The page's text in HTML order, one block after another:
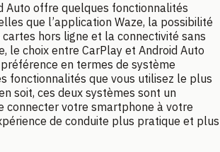
Auto offre quelques fonctionnalités
que l’application Waze, la possibilité
hors ligne et la connectivité sans
le choix entre CarPlay et Android Auto
en termes de système
fonctionnalités que vous utilisez le plus
soit, ces deux systèmes sont un
connecter votre smartphone à votre
de conduite plus pratique et plus